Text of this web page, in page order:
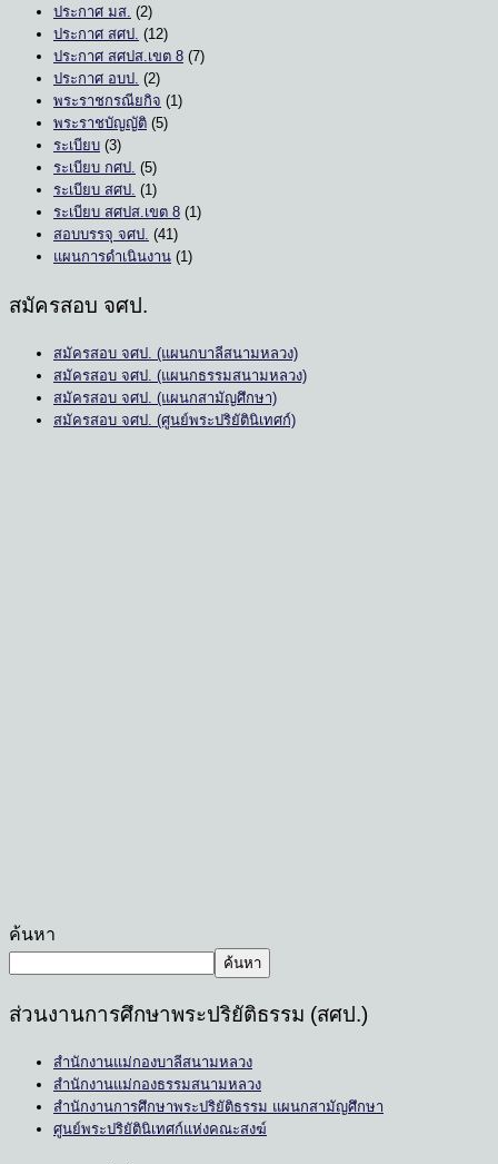
ประกาศ มส. (2)
ประกาศ สศป. (12)
ประกาศ สศปส.เขต 8 (7)
ประกาศ อบป. (2)
พระราชกรณียกิจ (1)
พระราชบัญญัติ (5)
ระเบียบ (3)
ระเบียบ กศป. (5)
ระเบียบ สศป. (1)
ระเบียบ สศปส.เขต 8 (1)
สอบบรรจุ จศป. (41)
แผนการดำเนินงาน (1)
สมัครสอบ จศป.
สมัครสอบ จศป. (แผนกบาลีสนามหลวง)
สมัครสอบ จศป. (แผนกธรรมสนามหลวง)
สมัครสอบ จศป. (แผนกสามัญศึกษา)
สมัครสอบ จศป. (ศูนย์พระปริยัตินิเทศก์)
ค้นหา
ค้นหา
ส่วนงานการศึกษาพระปริยัติธรรม (สศป.)
สำนักงานแม่กองบาลีสนามหลวง
สำนักงานแม่กองธรรมสนามหลวง
สำนักงานการศึกษาพระปริยัติธรรม แผนกสามัญศึกษา
ศูนย์พระปริยัตินิเทศก์แห่งคณะสงฆ์